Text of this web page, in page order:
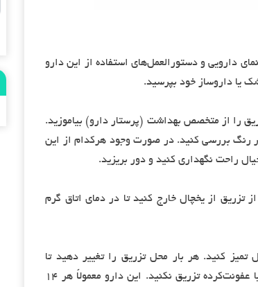
دارویی و دستورالعمل‌های استفاده از این دارو
یا داروساز خود بپرسید.
را از متخصص بهداشت (پرستار دارو) بیاموزید.
رنگ بررسی کنید. در صورت وجود هرکدام از این
راحت نگهداری کنید و دور بریزید.
می‌شود، دارو را حدود ۳۰ دقیقه قبل از تزریق از یخچال خارج کنید تا در دمای اتاق گرم
تمیز کنید. هر بار محل تزریق را تغییر دهید تا
آسیب‌دیدگی زیر پوست کاهش یابد. به پوست تحریک شده، کبود، زخم یا عفونت‌کرده تزریق نکنید. این دارو معمولاً هر ۱۴